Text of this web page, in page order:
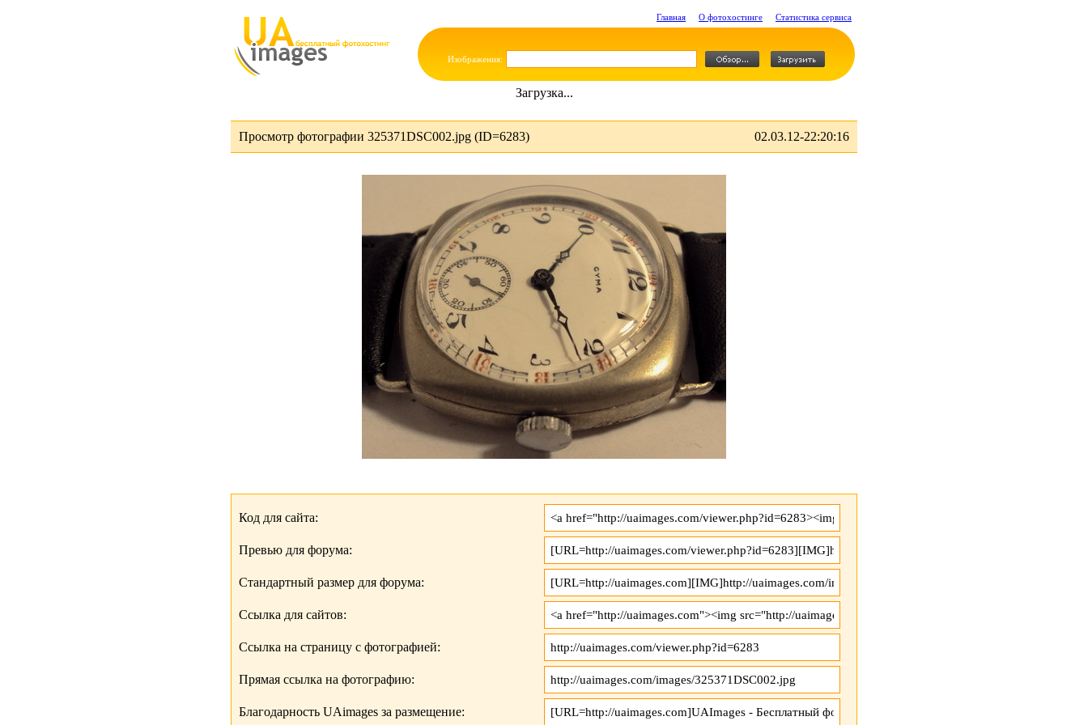
Главная О фотохостинге Статистика сервиса
Изображения:
Загрузка...
Просмотр фотографии 325371DSC002.jpg (ID=6283) 02.03.12-22:20:16
Код для сайта:
Превью для форума:
Стандартный размер для форума:
Ссылка для сайтов:
Ссылка на страницу с фотографией:
Прямая ссылка на фотографию:
Благодарность UAimages за размещение: